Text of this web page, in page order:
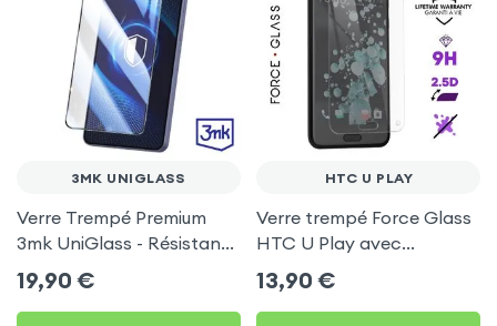
3MK UNIGLASS
Verre Trempé Premium
3mk UniGlass - Résistant
9H et Antibactérien -
Contour Noir
19,90 €
HTC U PLAY
Verre trempé Force Glass
HTC U Play avec
Garantie à vie, Bord
Biseauté Transparent
13,90 €